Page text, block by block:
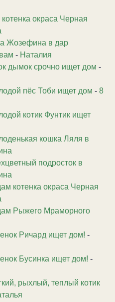
окраса Черная
Жозефина в дар
- Наталия
дымок срочно ищет дом -
пёс Тоби ищет дом - 8
котик Фунтик ищет
кошка Ляля в
подросток в
котенка окраса Черная
Рыжего Мраморного
Ричард ищет дом! -
Бусинка ищет дом! -
рыхлый, теплый котик